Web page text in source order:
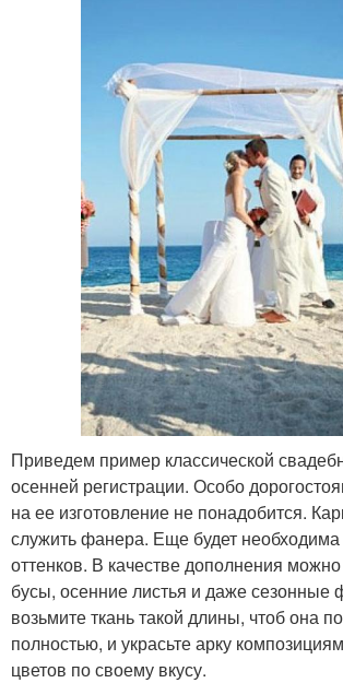
Приведем пример классической
осенней регистрации. Особо
на ее изготовление не понадобится.
служить фанера. Еще будет необходима
оттенков. В качестве дополнения
бусы, осенние листья и даже сезонные
возьмите ткань такой длины, чтоб она
полностью, и украсьте арку
цветов по своему вкусу.